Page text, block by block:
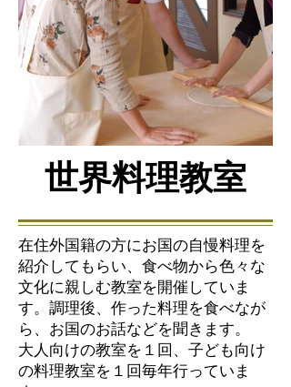
世界料理教室
在住外国籍の方にお国の自慢料理を
紹介してもらい、食べ物から色々な
文化に親しむ教室を開催していま
す。調理後、作った料理を食べなが
ら、お国のお話などを聞きます。
大人向けの教室を１回、子ども向け
の料理教室を１回毎年行っていま